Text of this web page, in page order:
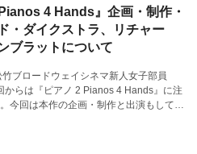
4 Hands』企画・制作・
・ダイクストラ、リチャー
ブラットについて
竹ブロードウェイシネマ新人女子部員
からは『ピアノ 2 Pianos 4 Hands』に注
今回は本作の企画・制作と出演もしてい
クストラさんとリチャード・グリーンブ
て。カバー画像：『ピアノ 2 Pianos 4
Pawelka